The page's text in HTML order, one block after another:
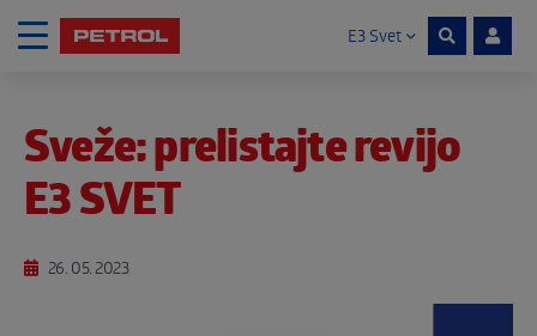
Skoči na vsebino E3 Svet
Sveže: prelistajte revijo
E3 SVET
26. 05. 2023
Noga strani